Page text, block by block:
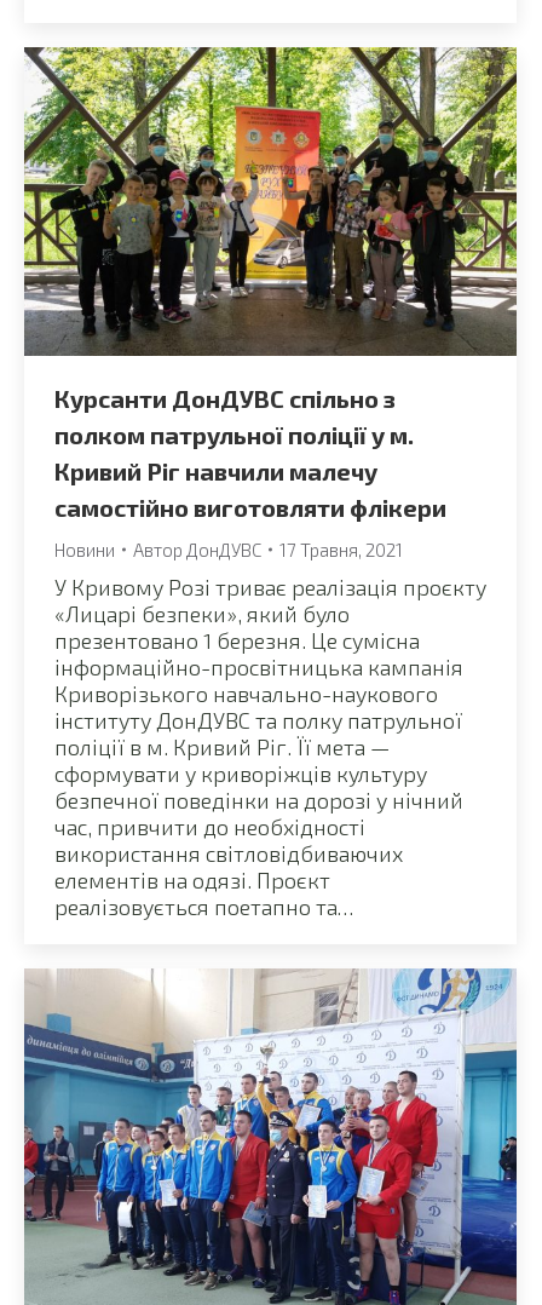
Курсанти ДонДУВС спільно з
полком патрульної поліції у м.
Кривий Ріг навчили малечу
самостійно виготовляти флікери
Новини Автор ДонДУВС 17 Травня, 2021
У Кривому Розі триває реалізація проєкту
«Лицарі безпеки», який було
презентовано 1 березня. Це сумісна
інформаційно-просвітницька кампанія
Криворізького навчально-наукового
інституту ДонДУВС та полку патрульної
поліції в м. Кривий Ріг. Її мета —
сформувати у криворіжців культуру
безпечної поведінки на дорозі у нічний
час, привчити до необхідності
використання світловідбиваючих
елементів на одязі. Проєкт
реалізовується поетапно та…